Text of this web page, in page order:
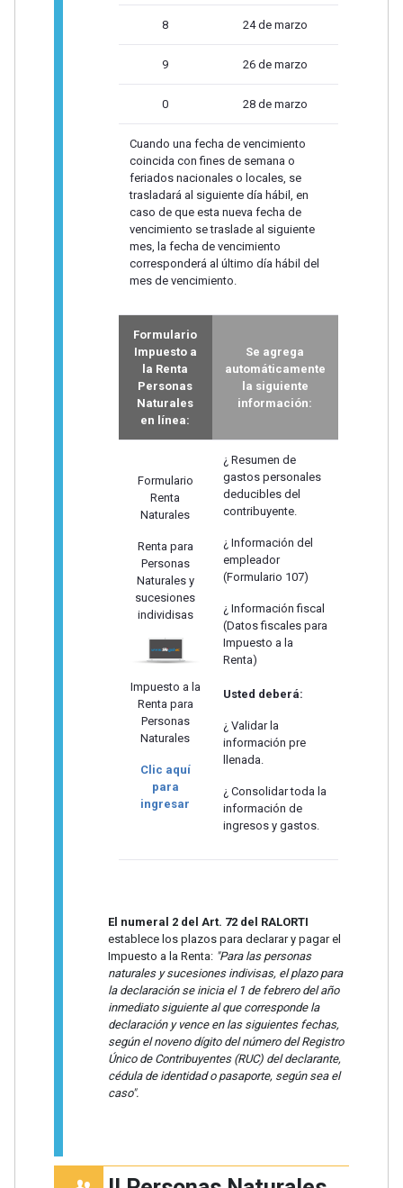
8 24 de marzo
9 26 de marzo
0 28 de marzo
Cuando una fecha de vencimiento
coincida con fines de semana o
feriados nacionales o locales, se
trasladará al siguiente día hábil, en
caso de que esta nueva fecha de
vencimiento se traslade al siguiente
mes, la fecha de vencimiento
corresponderá al último día hábil del
mes de vencimiento.
Formulario
Impuesto a
la Renta
Personas
Naturales
en línea:
Se agrega
automáticamente
la siguiente
información:
Formulario
Renta
Naturales
Renta para
Personas
Naturales y
sucesiones
individisas
Impuesto a la
Renta para
Personas
Naturales
Clic aquí
para
ingresar
¿ Resumen de
gastos personales
deducibles del
contribuyente.
¿ Información del
empleador
(Formulario 107)
¿ Información fiscal
(Datos fiscales para
Impuesto a la
Renta)
Usted deberá:
¿ Validar la
información pre
llenada.
¿ Consolidar toda la
información de
ingresos y gastos.
El numeral 2 del Art. 72 del RALORTI
establece los plazos para declarar y pagar el
Impuesto a la Renta: "Para las personas
naturales y sucesiones indivisas, el plazo para
la declaración se inicia el 1 de febrero del año
inmediato siguiente al que corresponde la
declaración y vence en las siguientes fechas,
según el noveno dígito del número del Registro
Único de Contribuyentes (RUC) del declarante,
cédula de identidad o pasaporte, según sea el
caso".